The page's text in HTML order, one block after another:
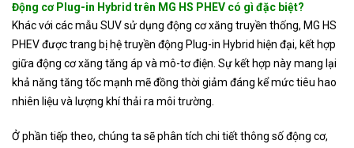
Động cơ Plug-in Hybrid trên MG HS PHEV có gì đặc biệt?
Khác với các mẫu SUV sử dụng động cơ xăng truyền thống, MG HS
PHEV được trang bị hệ truyền động Plug-in Hybrid hiện đại, kết hợp
giữa động cơ xăng tăng áp và mô-tơ điện. Sự kết hợp này mang lại
khả năng tăng tốc mạnh mẽ đồng thời giảm đáng kể mức tiêu hao
nhiên liệu và lượng khí thải ra môi trường.
Ở phần tiếp theo, chúng ta sẽ phân tích chi tiết thông số động cơ,